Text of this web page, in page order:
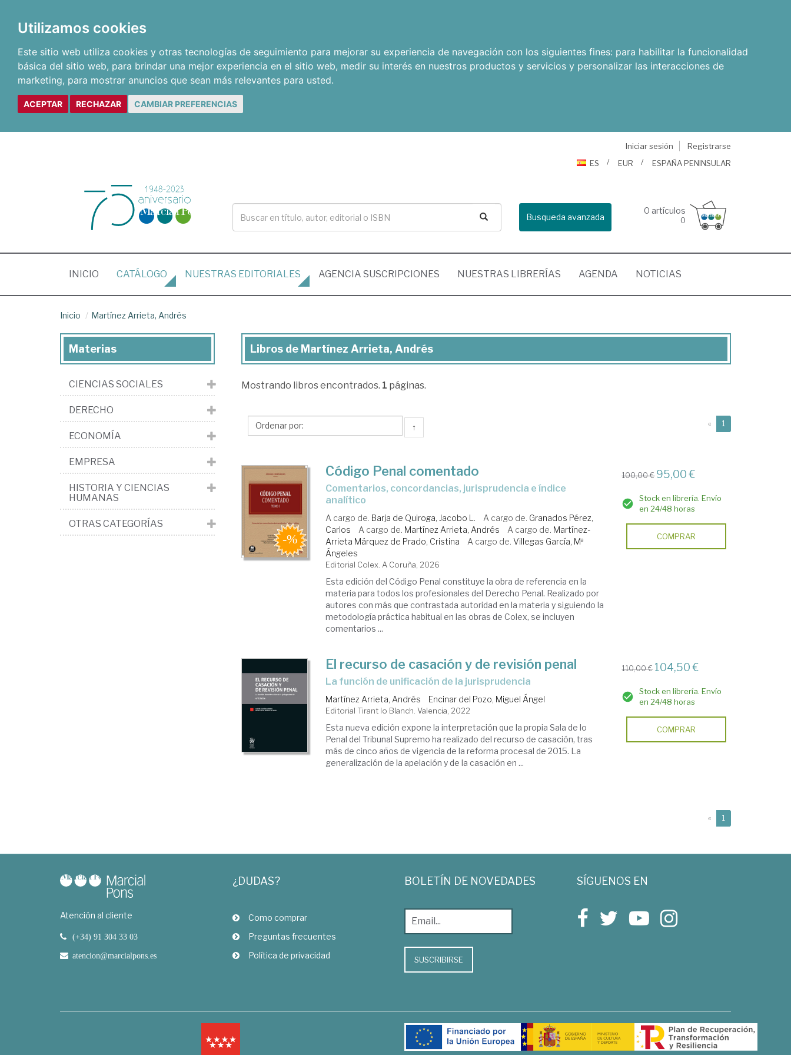
Utilizamos cookies
Este sitio web utiliza cookies y otras tecnologías de seguimiento para mejorar su experiencia de navegación con los siguientes fines: para habilitar la funcionalidad
básica del sitio web, para brindar una mejor experiencia en el sitio web, medir su interés en nuestros productos y servicios y personalizar las interacciones de
marketing, para mostrar anuncios que sean más relevantes para usted.
ACEPTAR RECHAZAR CAMBIAR PREFERENCIAS
Iniciar sesión
Registrarse
ES
EUR ESPAÑA PENINSULAR
Busqueda avanzada
0 artículos
0
INICIO (CURRENT)
CATÁLOGO NUESTRAS EDITORIALES AGENCIA SUSCRIPCIONES NUESTRAS LIBRERÍAS AGENDA NOTICIAS
Inicio Martínez Arrieta, Andrés
Libros
Martínez
Andrés
Libros de Martínez Arrieta, Andrés
Mostrando libros encontrados. 1 páginas.
↑ « 1
Código Penal comentado
Comentarios, concordancias, jurisprudencia e índice
analítico
A cargo de. Barja de Quiroga, Jacobo L. A cargo de. Granados Pérez,
Carlos
A cargo de. Martínez Arrieta, Andrés A cargo de. Martínez-
Arrieta Márquez de Prado, Cristina
A cargo de.Villegas García, Mª
Ángeles
Editorial Colex. A Coruña, 2026
Esta edición del Código Penal constituye la obra de referencia en la
materia para todos los profesionales del Derecho Penal. Realizado por
autores con más que contrastada autoridad en la materia y siguiendo la
metodología práctica habitual en las obras de Colex, se incluyen
comentarios ...
100,00 € 95,00 €
Stock en librería. Envío
en 24/48 horas
COMPRAR
El recurso de casación y de revisión penal
la función de unificación de la jurisprudencia
Martínez Arrieta, Andrés Encinar del Pozo, Miguel Ángel
Editorial Tirant lo Blanch. Valencia, 2022
Esta nueva edición expone la interpretación que la propia Sala de lo
Penal del Tribunal Supremo ha realizado del recurso de casación, tras
más de cinco años de vigencia de la reforma procesal de 2015. La
generalización de la apelación y de la casación en ...
110,00 € 104,50 €
Stock en librería. Envío
en 24/48 horas
COMPRAR
« 1
Materias
CIENCIAS SOCIALES
DERECHO
ECONOMÍA
EMPRESA
HISTORIA Y CIENCIAS
HUMANAS
OTRAS CATEGORÍAS
Atención al cliente
(+34) 91 304 33 03
atencion@marcialpons.es
¿DUDAS?
Como comprar
Preguntas frecuentes
Política de privacidad
BOLETÍN DE NOVEDADES
SUSCRIBIRSE
SÍGUENOS EN